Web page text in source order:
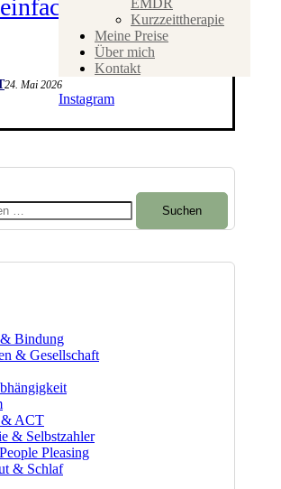
EMDR
Kurzzeittherapie
Meine Preise
Über mich
Kontakt
Instagram
nicht
24. Mai 2026
Bindung
& Gesellschaft
& ACT
& Selbstzahler
Pleasing
& Schlaf